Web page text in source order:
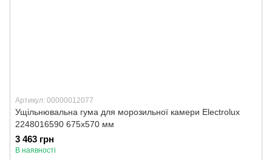
Артикул: 00000012077
Ущільнювальна гума для морозильної камери Electrolux
2248016590 675x570 мм
3 463 грн
В наявності